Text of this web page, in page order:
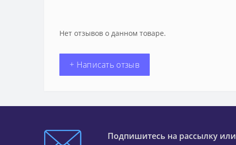
Нет отзывов о данном товаре.
+ Написать отзыв
Подпишитесь на рассылку или